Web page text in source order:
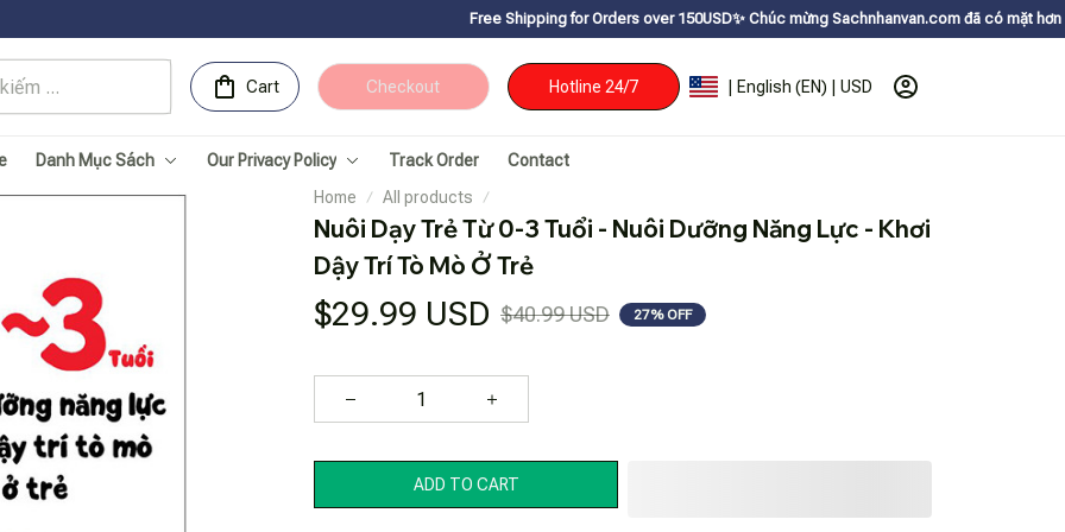
Free Shipping for Orders over 150USDㅤ✨ Chúc mừng Sachnhanvan.com đã có mặt hơn 200 quốc gia
Cart Checkout Hotline 24/7 | English (EN) | USD
Danh Mục Sách Our Privacy Policy Track Order
Contact
Home
All products
Nuôi Dạy Trẻ Từ 0-3 Tuổi - Nuôi Dưỡng Năng Lực - Khơi
Dậy Trí Tò Mò Ở Trẻ
$29.99 USD $40.99 USD 27% OFF
ADD TO CART